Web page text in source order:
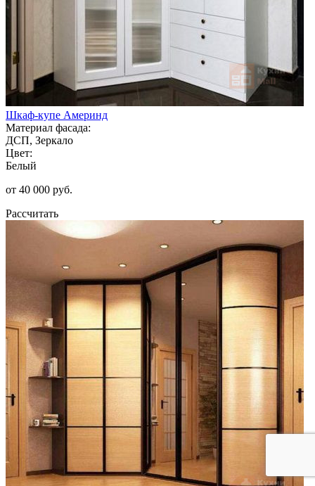
Шкаф-купе Америнд
Материал фасада:
ДСП, Зеркало
Цвет:
Белый
от 40 000 руб.
Рассчитать